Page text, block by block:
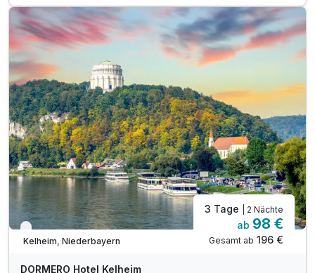
Verfügbar bis Dezember
Kelheim, Niederbayern
3 Tage | 2 Nächte
ab 98 €
Gesamt ab 196 €
DORMERO Hotel Kelheim